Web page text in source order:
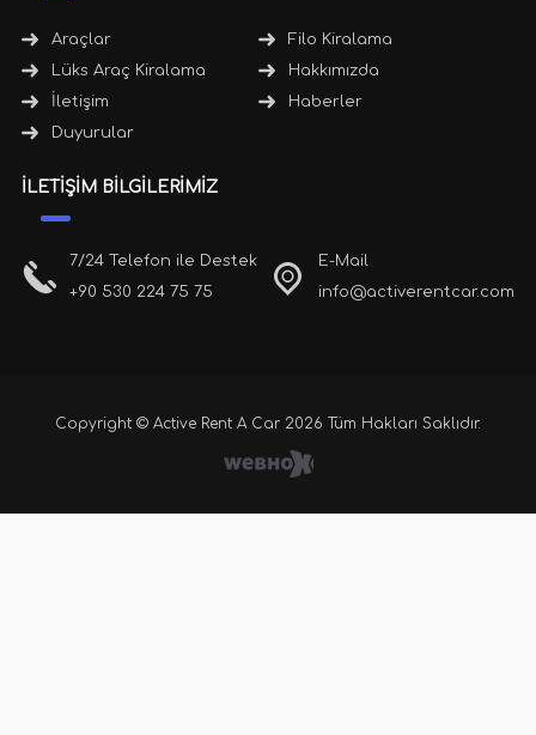
Araçlar
Filo Kiralama
Lüks Araç Kiralama
Hakkımızda
İletişim
Haberler
Duyurular
İLETİŞİM BİLGİLERİMİZ
7/24 Telefon ile Destek
+90 530 224 75 75
E-Mail
info@activerentcar.com
Copyright © Active Rent A Car 2026 Tüm Hakları Saklıdır.